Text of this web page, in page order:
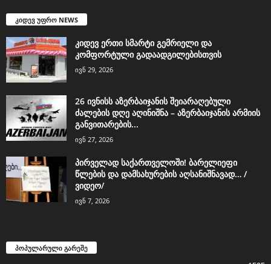
კიდევ უფრო NEWS
კიდევ ერთი სმარტი გემრიელი და
კომფორტული გადაადგილებისთვის
ივნ 29, 2026
26 ივნისს აზერბაიჯანის შეიარაღებული
ძალების დღე აღინიშნა – აზერბაიჯანის არმიის
განვითარების...
ივნ 27, 2026
პირველად საქართველოში! ბარელიეფი
წლების და დამსახურების აღსანიშნავად… /
ვიდეო/
ივნ 7, 2026
პოპულარული გარეშე